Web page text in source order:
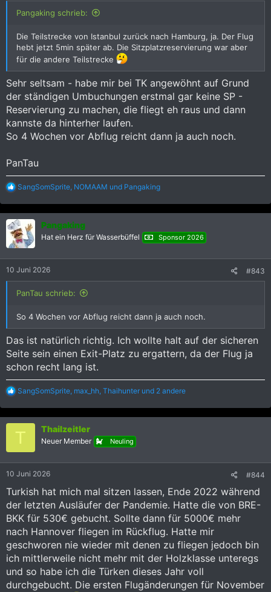
Pangaking schrieb:
Die Teilstrecke von Istanbul zurück nach Hamburg, ja. Der Flug
hebt jetzt 5min später ab. Die Sitzplatzreservierung war aber
für die andere Teilstrecke
Sehr seltsam - habe mir bei TK angewöhnt auf Grund
der ständigen Umbuchungen erstmal gar keine SP -
Reservierung zu machen, die fliegt eh raus und dann
kannste da hinterher laufen.
So 4 Wochen vor Abflug reicht dann ja auch noch.
PanTau
R
a
k
t
i
o
n
:
SangSomSprite, NOMAAM und Pangaking
Pangaking
Hat ein Herz für Wasserbüffel Sponsor 2026
10 Juni 2026 #843
PanTau schrieb:
So 4 Wochen vor Abflug reicht dann ja auch noch.
Das ist natürlich richtig. Ich wollte halt auf der sicheren
Seite sein einen Exit-Platz zu ergattern, da der Flug ja
schon recht lang ist.
R
a
k
n
SangSomSprite, max_hh, Thaihunter und 2 andere
T Thailzeitler
Neuer Member Neuling
10 Juni 2026 #844
Turkish hat mich mal sitzen lassen, Ende 2022 während
der letzten Ausläufer der Pandemie. Hatte die von BRE-
BKK für 530€ gebucht. Sollte dann für 5000€ mehr
nach Hannover fliegen im Rückflug. Hatte mir
geschworen nie wieder mit denen zu fliegen jedoch bin
ich mittlerweile nicht mehr mit der Holzklasse unteregs
und so habe ich die Türken dieses Jahr voll
durchgebucht. Die ersten Flugänderungen für November